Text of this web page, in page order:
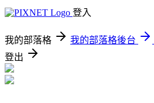
登入
我的部落格 我的部落格後台
登出